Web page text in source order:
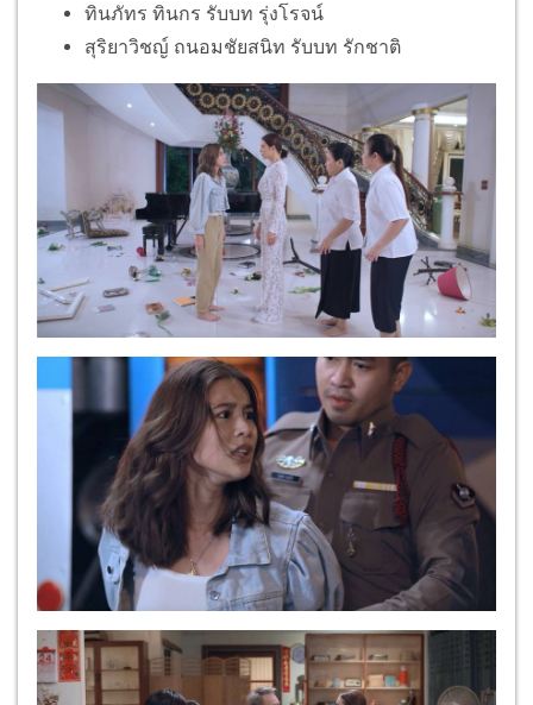
ทินภัทร ทินกร รับบท รุ่งโรจน์
สุริยาวิชญ์ ถนอมชัยสนิท รับบท รักชาติ